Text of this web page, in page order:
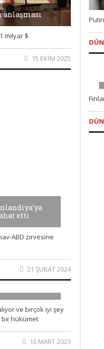
anlaşması
milyar $
15 EKIM 2025
etti
ABD zirvesine
21 ŞUBAT 2024
ve birçok iyi şey
bir hükümet
15 MART 2023